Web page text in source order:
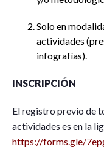
Solo en
actividades
infografías).
INSCRIPCIÓN
El registro previo de
actividades es en la
https://forms.gle/